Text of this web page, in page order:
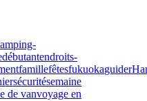
débutantendroits-
famillefêtesfukuokaguider
sécuritésemaine
de vanvoyage en